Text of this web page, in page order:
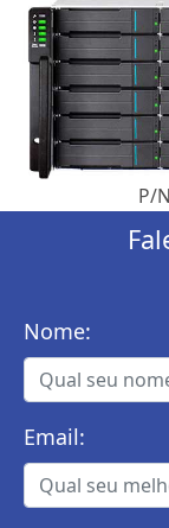
P/
Nome:
Email: